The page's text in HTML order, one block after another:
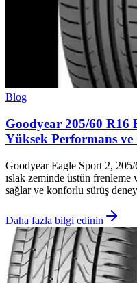
Blog
Goodyear 205/60 R16
Yüksek Performans
Goodyear Eagle Sport 2,
ıslak zeminde üstün frenleme
sağlar ve konforlu sürüş
Daha fazla bilgi edinin